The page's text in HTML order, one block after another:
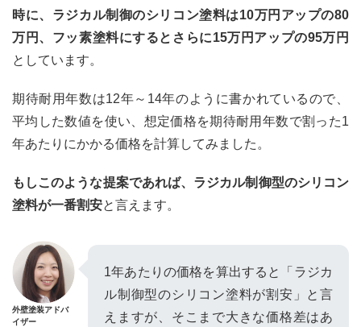
時に、ラジカル制御のシリコン塗料は10万円アップの80
万円、フッ素塗料にするとさらに15万円アップの95万円
としています。
期待耐用年数は12年～14年のように書かれているので、
平均した数値を使い、想定価格を期待耐用年数で割った1
年あたりにかかる価格を計算してみました。
もしこのような提案であれば、ラジカル制御型のシリコン
塗料が一番割安と言えます。
外壁塗装アドバ
イザー
1年あたりの価格を算出すると「ラジカ
ル制御型のシリコン塗料が割安」と言
えますが、そこまで大きな価格差はあ